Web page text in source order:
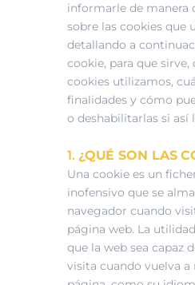
informarle de manera
sobre las cookies que
detallando a
cookie, para que sirve,
cookies utilizamos,
finalidades y cómo
o deshabilitarlas si así
1. ¿QUÉ SON LAS
Una cookie es un
inofensivo que se
navegador cuando
página web. La
que la web sea capaz
visita cuando vuelva a